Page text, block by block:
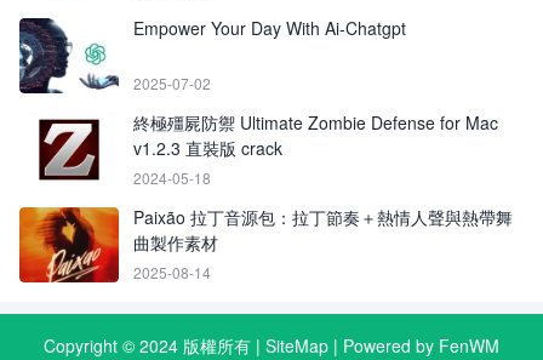
Empower Your Day With Ai-Chatgpt
2025-07-02
終極殭屍防禦 Ultimate Zombie Defense for Mac
v1.2.3 直裝版 crack
2024-05-18
Paixão 拉丁音源包：拉丁節奏＋熱情人聲與熱帶舞
曲製作素材
2025-08-14
Copyright © 2024 版權所有 | SiteMap | Powered by FenWM